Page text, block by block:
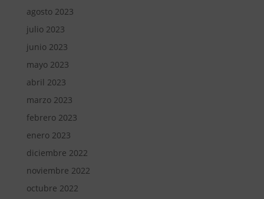
agosto 2023
julio 2023
junio 2023
mayo 2023
abril 2023
marzo 2023
febrero 2023
enero 2023
diciembre 2022
noviembre 2022
octubre 2022